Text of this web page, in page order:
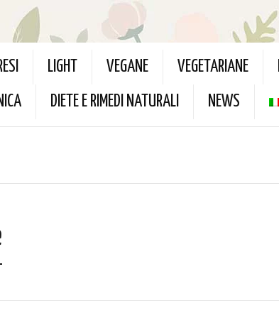
LIGHT VEGANE VEGETARIANE
DIETE E RIMEDI NATURALI NEWS